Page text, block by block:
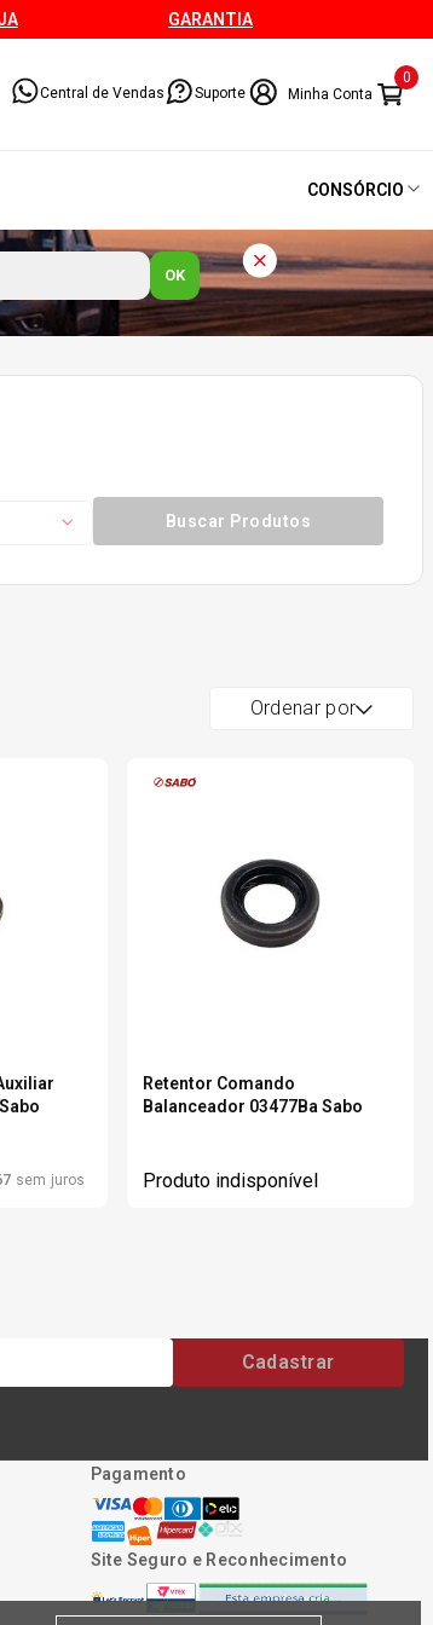
GARANTIA
Central de Vendas Suporte
0
CONSÓRCIO
OK
Buscar Produtos
Ordenar por
sem juros
Retentor Comando
Balanceador 03477Ba Sabo
Produto indisponível
Cadastrar
Pagamento
Site Seguro e Reconhecimento